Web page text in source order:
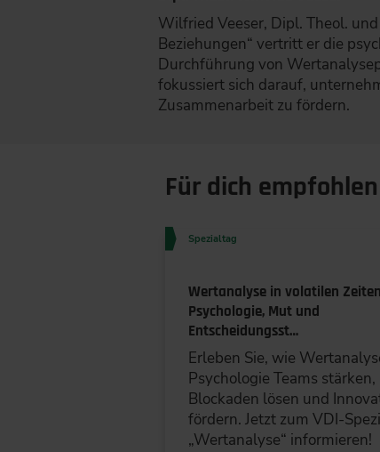
Wilfried Veeser, Dipl. Theol.
Beziehungen“ vertritt er die
Durchführung von
fokussiert sich darauf,
Zusammenarbeit zu fördern.
Für dich empfohlen
Spezialtag
Wertanalyse in volatilen
Psychologie, Mut und
Entscheidungsst…
Erleben Sie, wie
Psychologie Teams stärken,
Blockaden lösen und
fördern. Jetzt zum VDI-
„Wertanalyse“ informieren!